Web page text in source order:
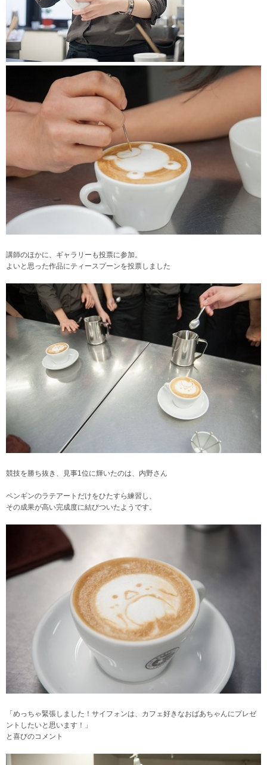
講師のほかに、ギャラリーも投票に参加。
よいと思った作品にティースプーンを投票しました
競技を勝ち抜き、見事1位に輝いたのは、内野さん
ペンギンのラテアートだけをひたすら練習し、
その成果が高い完成度に結びついたようです。
「めっちゃ緊張しました！サイフォンは、カフェ好きなおばあちゃんにプレゼ
ントしたいと思います！」
と喜びのコメント